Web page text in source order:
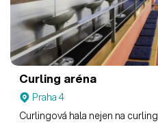
Curling aréna
Praha 4
Curlingová hala nejen na curling